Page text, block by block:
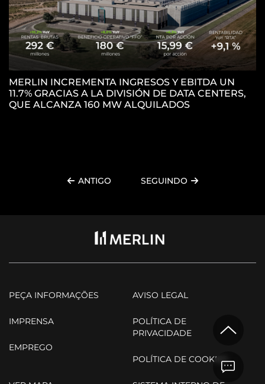
MERLIN INCREMENTA INGRESOS Y EBITDA UN
11.7% GRACIAS A LA DIVISIÓN DE DATA CENTERS,
QUE ALCANZA 160 MW ALQUILADOS
ANTIGO SEGUINDO
PEÇA INFORMAÇÕES
IMPRENSA
EMPREGO
AVISO LEGAL
POLÍTICA DE
PRIVACIDADE
POLÍTICA DE COOKIES